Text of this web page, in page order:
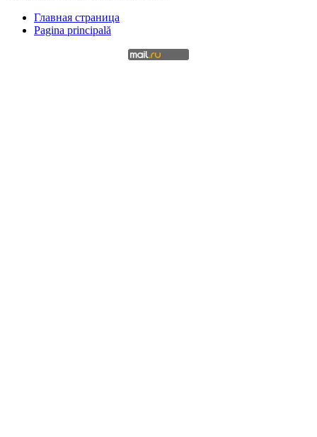
Главная страница
Pagina principală